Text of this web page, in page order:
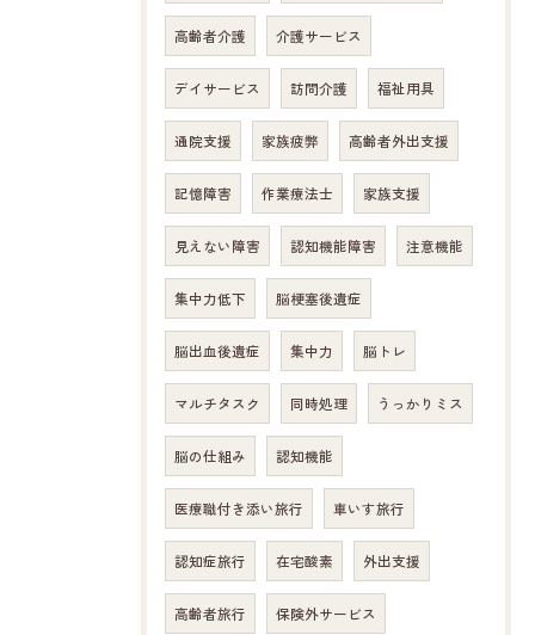
高齢者介護 介護サービス
デイサービス 訪問介護 福祉用具
通院支援 家族疲弊 高齢者外出支援
記憶障害 作業療法士 家族支援
見えない障害 認知機能障害 注意機能
集中力低下 脳梗塞後遺症
脳出血後遺症 集中力 脳トレ
マルチタスク 同時処理 うっかりミス
脳の仕組み 認知機能
医療職付き添い旅行 車いす旅行
認知症旅行 在宅酸素 外出支援
高齢者旅行 保険外サービス